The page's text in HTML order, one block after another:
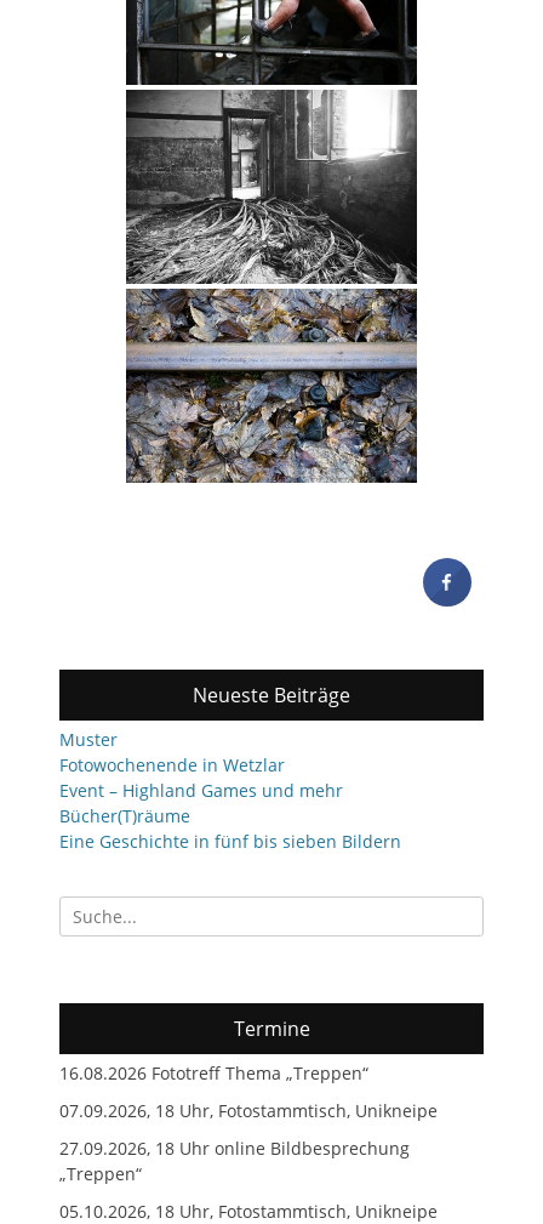
Neueste Beiträge
Muster
Fotowochenende in Wetzlar
Event – Highland Games und mehr
Bücher(T)räume
Eine Geschichte in fünf bis sieben Bildern
Suchen
nach:
Termine
16.08.2026 Fototreff Thema „Treppen“
07.09.2026, 18 Uhr, Fotostammtisch, Unikneipe
27.09.2026, 18 Uhr online Bildbesprechung
„Treppen“
05.10.2026, 18 Uhr, Fotostammtisch, Unikneipe